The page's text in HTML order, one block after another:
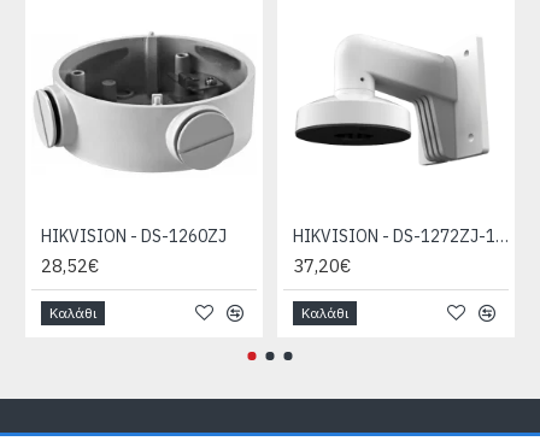
HIKVISION - DS-1260ZJ
28,52€
Καλάθι
HIKVISION - DS-1272ZJ-110-TRS
37,20€
Καλάθι